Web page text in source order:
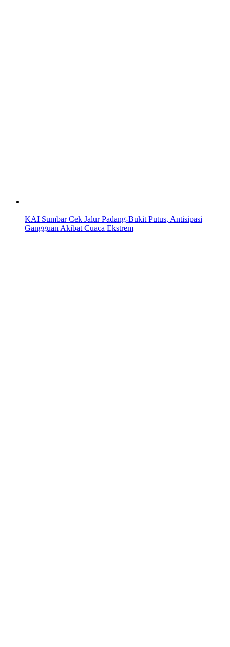
KAI Sumbar Cek Jalur Padang-Bukit Putus, Antisipasi
Gangguan Akibat Cuaca Ekstrem